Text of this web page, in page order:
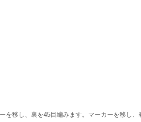
を移し、裏を45目編みます。マーカーを移し、